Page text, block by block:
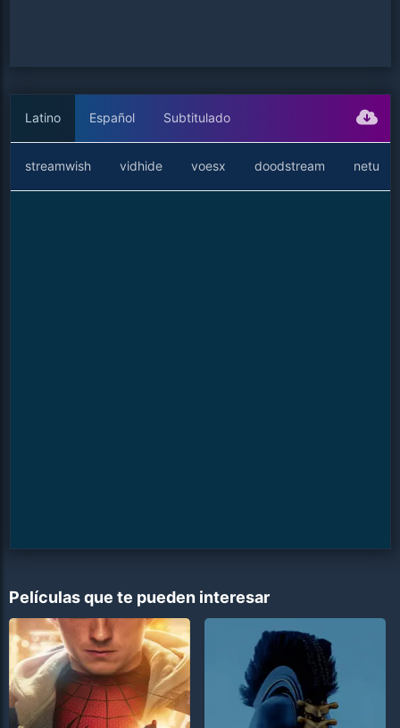
Latino Español Subtitulado
streamwish vidhide voesx doodstream netu
Películas que te pueden interesar